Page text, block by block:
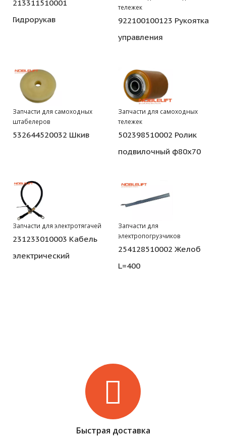
213311510001
Гидрорукав
тележек
922100100123 Рукоятка
управления
Запчасти для самоходных
штабелеров
532644520032 Шкив
Запчасти для самоходных
тележек
502398510002 Ролик
подвилочный ф80х70
Запчасти для электротягачей
231233010003 Кабель
электрический
Запчасти для
электропогрузчиков
254128510002 Желоб
L=400
Быстрая доставка